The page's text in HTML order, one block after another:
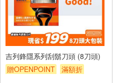
吉列鋒隱系列刮鬍刀頭 (8刀頭)
贈OPENPOINT
滿額折